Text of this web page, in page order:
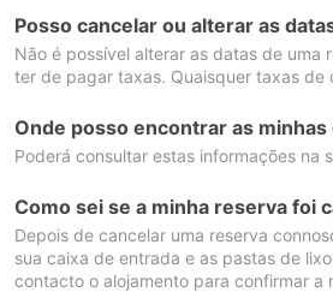
Posso cancelar ou alterar as
Não é possível alterar as datas de uma
ter de pagar taxas. Quaisquer taxas de
Onde posso encontrar as
Poderá consultar estas informações na
Como sei se a minha reserva foi
Depois de cancelar uma reserva
sua caixa de entrada e as pastas de
contacto o alojamento para confirmar a